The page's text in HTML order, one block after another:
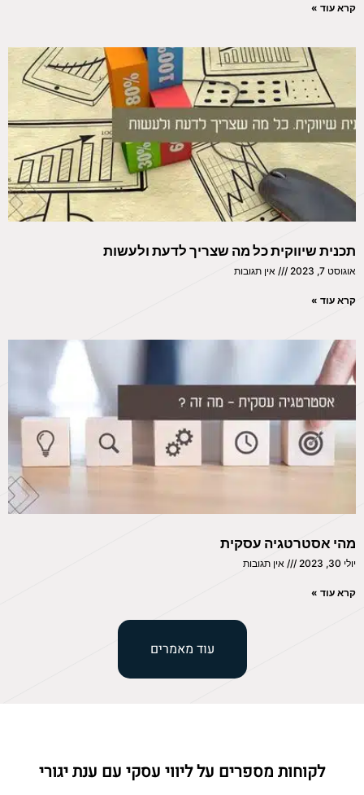
קרא עוד »
תכנית שיווקית כל מה שצריך לדעת ולעשות
אוגוסט 7, 2023 אין תגובות
קרא עוד »
מהי אסטרטגיה עסקית
יולי 30, 2023 אין תגובות
קרא עוד »
עוד מאמרים
לקוחות מספרים על ליווי עסקי עם ענת יגורי